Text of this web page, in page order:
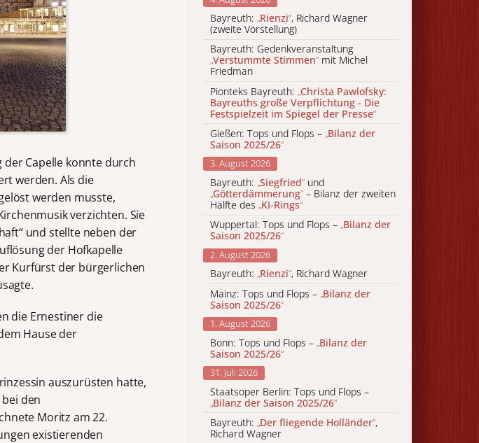
der Capelle konnte durch
werden. Als die
werden musste,
verzichten. Sie
und stellte neben der
der Hofkapelle
Kurfürst der bürgerlichen
die Ernestiner die
Hause der
auszurüsten hatte,
den
Moritz am 22.
existierenden
Bayreuth: „Rienzi“, Richard Wagner
(zweite Vorstellung)
Bayreuth: Gedenkveranstaltung
„Verstummte Stimmen“ mit Michel
Friedman
Pionteks Bayreuth: „Christa Pawlofsky:
Bayreuths große Verpflichtung - Die
Festspielzeit im Spiegel der Presse“
Gießen: Tops und Flops – „Bilanz der
Saison 2025/26“
3. August 2026
Bayreuth: „Siegfried“ und
„Götterdämmerung“ – Bilanz der zweiten
Hälfte des „KI-Rings“
Wuppertal: Tops und Flops – „Bilanz der
Saison 2025/26“
2. August 2026
Bayreuth: „Rienzi“, Richard Wagner
Mainz: Tops und Flops – „Bilanz der
Saison 2025/26“
1. August 2026
Bonn: Tops und Flops – „Bilanz der
Saison 2025/26“
31. Juli 2026
Staatsoper Berlin: Tops und Flops –
„Bilanz der Saison 2025/26“
Bayreuth: „Der fliegende Holländer“,
Richard Wagner